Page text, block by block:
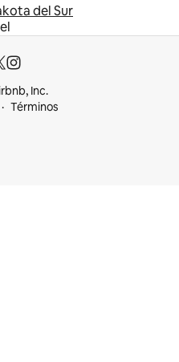
del Sur
Inc.
Términos